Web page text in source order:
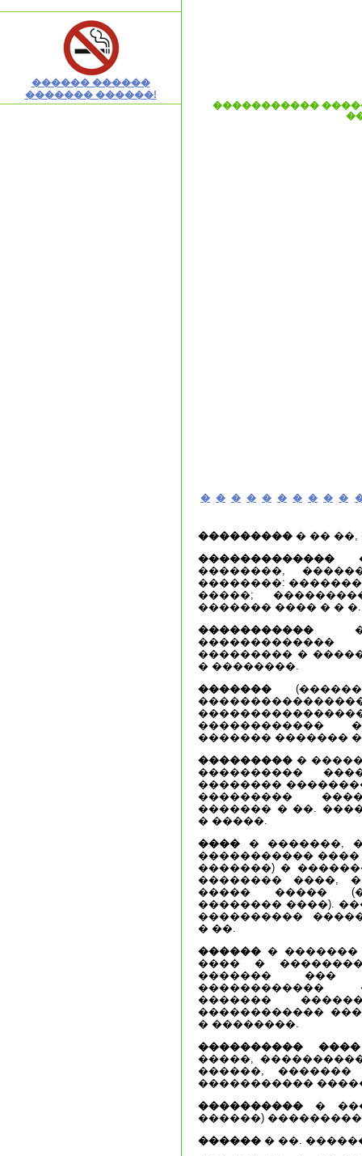
������ ������
������� ������!
�����������
� � � � � � � � � �
��������� � ��
������������� �
��������,
��������:
�����;
������� ���� � � �.
����������� �
��������� �
� ��������.
�������
������������
������� �������
��������� �
����������
��������
���������
������� � ��.
� �����.
���� � �������,
�����������
�������) �
�������� ����,
����� �����
�������� ����).
����������
� ��.
������ � �������
���� �
������� ���
������������
�������
������������
� ��������.
���������� ����
�����,
������,
�����������
���������� �
������)
������ � ��.